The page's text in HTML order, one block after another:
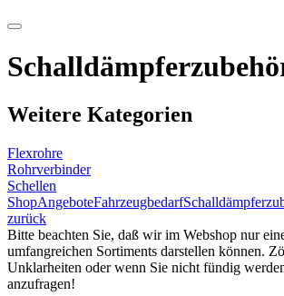
Weitere Kategorien
Flexrohre
Rohrverbinder
Schellen
ShopAngeboteFahrzeugbedarf
zurück
Bitte beachten Sie, daß wir im Webshop nur
umfangreichen Sortiments darstellen können.
Unklarheiten oder wenn Sie nicht fündig
anzufragen!